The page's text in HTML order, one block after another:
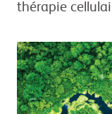
thérapie